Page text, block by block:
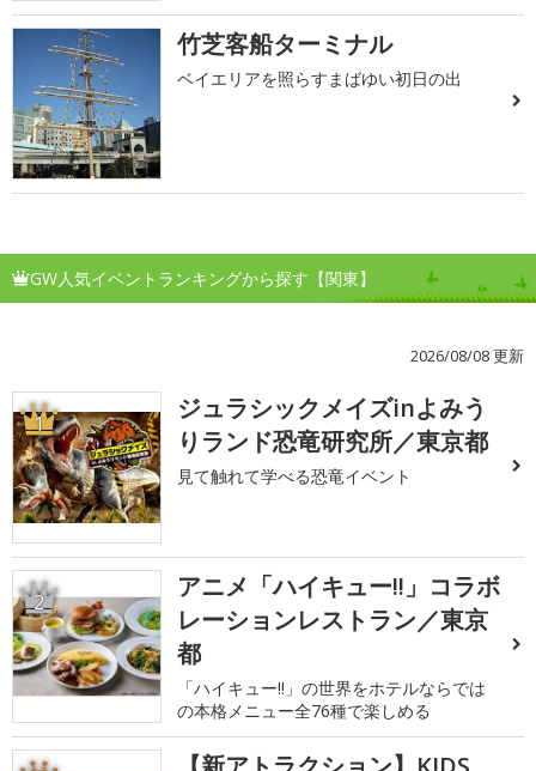
竹芝客船ターミナル
ベイエリアを照らすまばゆい初日の出
GW人気イベントランキングから探す【関東】
2026/08/08 更新
1
ジュラシックメイズinよみう
りランド恐竜研究所／東京都
見て触れて学べる恐竜イベント
2
アニメ「ハイキュー!!」コラボ
レーションレストラン／東京
都
「ハイキュー!!」の世界をホテルならでは
の本格メニュー全76種で楽しめる